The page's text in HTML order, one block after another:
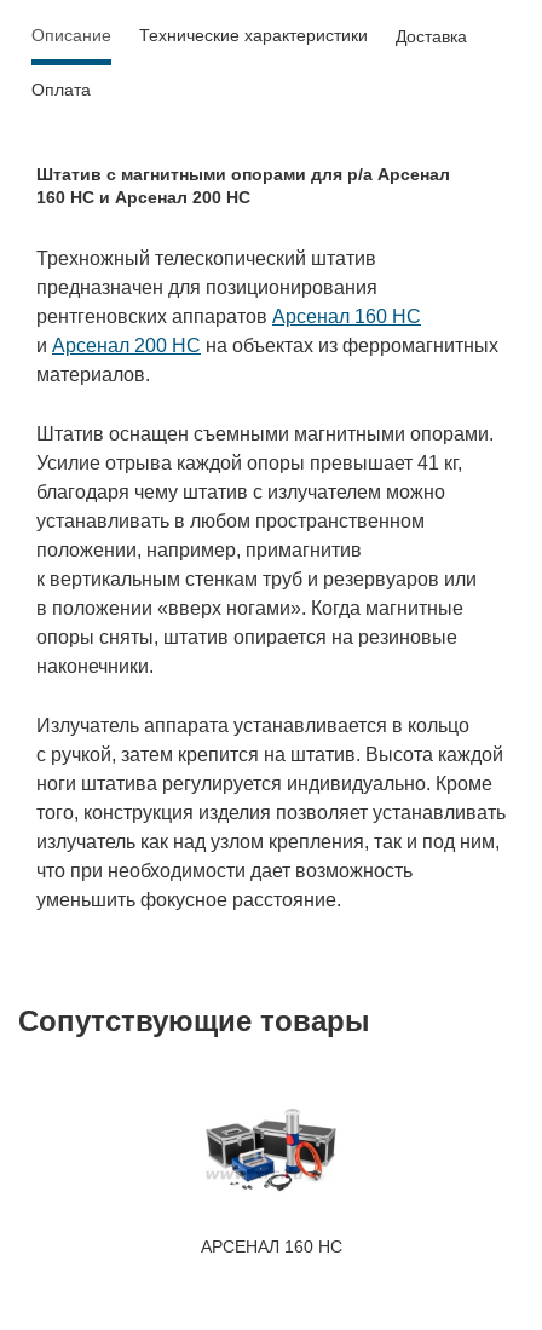
Описание Технические характеристики Доставка
Оплата
Штатив с магнитными опорами для р/а Арсенал
160 НС и Арсенал 200 НС
Трехножный телескопический штатив
предназначен для позиционирования
рентгеновских аппаратов Арсенал 160 НС
и Арсенал 200 НС на объектах из ферромагнитных
материалов.
Штатив оснащен съемными магнитными опорами.
Усилие отрыва каждой опоры превышает 41 кг,
благодаря чему штатив с излучателем можно
устанавливать в любом пространственном
положении, например, примагнитив
к вертикальным стенкам труб и резервуаров или
в положении «вверх ногами». Когда магнитные
опоры сняты, штатив опирается на резиновые
наконечники.
Излучатель аппарата устанавливается в кольцо
с ручкой, затем крепится на штатив. Высота каждой
ноги штатива регулируется индивидуально. Кроме
того, конструкция изделия позволяет устанавливать
излучатель как над узлом крепления, так и под ним,
что при необходимости дает возможность
уменьшить фокусное расстояние.
Сопутствующие товары
АРСЕНАЛ 160 НС